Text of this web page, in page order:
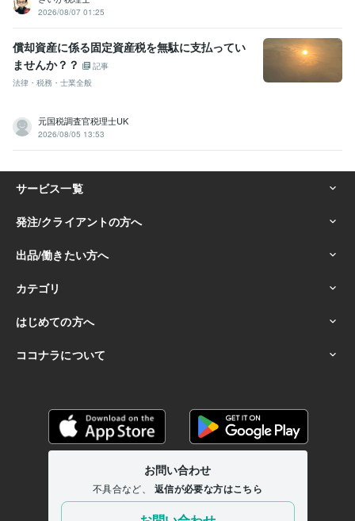
2026/08/07 01:25
償却資産に係る固定資産税を無駄に支払ってい
ませんか？？
記事
法律・税務・士業全般
元国税調査官税理士UK
2026/08/05 13:53